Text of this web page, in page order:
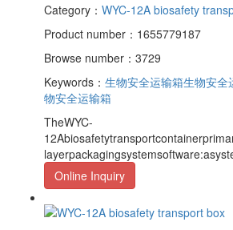
Category： WYC-12A biosafety
Product number：1655779187
Browse number：3729
Keywords： 生物安全运输箱生物安全
物安全运输箱
TheWYC-
Online Inquiry